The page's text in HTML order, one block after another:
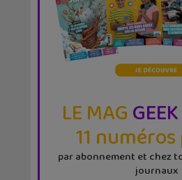
LE MAG
11
par abonnement et chez
journaux